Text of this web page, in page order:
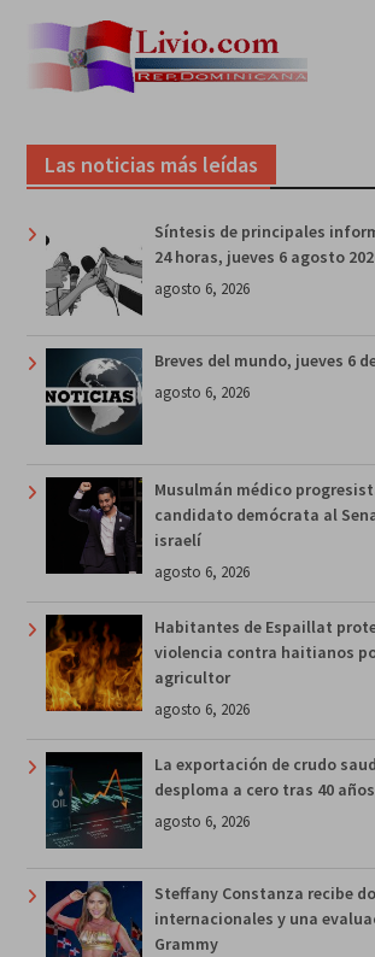
Las noticias más leídas
Síntesis de principales
24 horas, jueves 6 agosto
agosto 6, 2026
Breves del mundo, jueves 6
agosto 6, 2026
Musulmán médico
candidato demócrata al
israelí
agosto 6, 2026
Habitantes de Espaillat
violencia contra haitianos
agricultor
agosto 6, 2026
La exportación de crudo
desploma a cero tras 40 años
agosto 6, 2026
Steffany Constanza recibe
internacionales y una
Grammy